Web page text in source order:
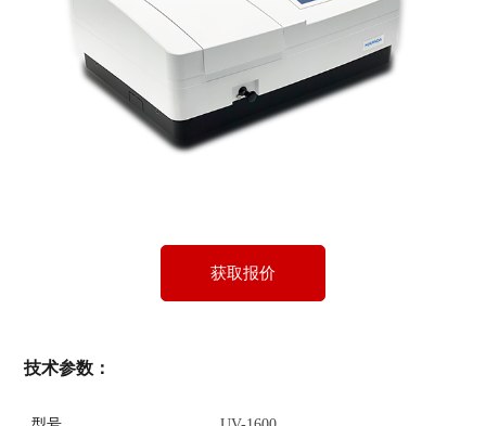
获取报价
技术参数：